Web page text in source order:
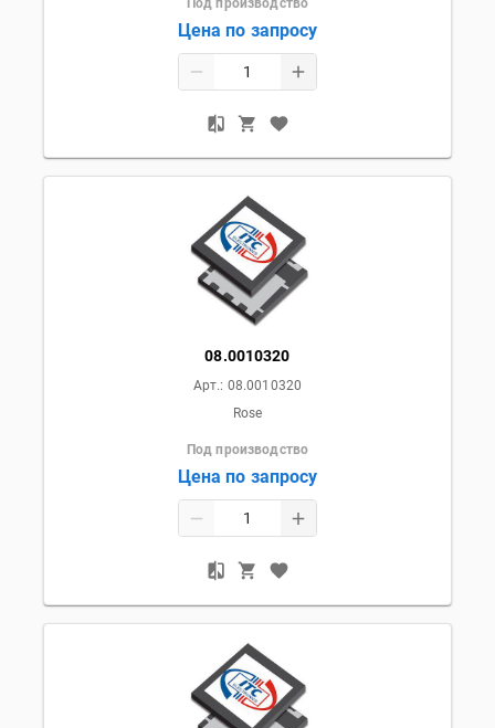
Под производство
Цена по запросу
08.0010320
Арт.: 08.0010320
Rose
Под производство
Цена по запросу